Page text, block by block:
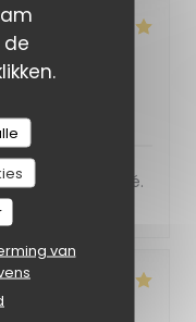
de
van
:5/5
très attentionné.
délicieux